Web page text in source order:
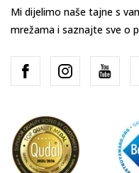
Mi dijelimo naše tajne s
mrežama i saznajte sve o